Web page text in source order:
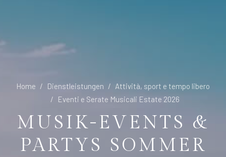
Home Dienstleistungen
Attività, sport e tempo libero
Eventi e Serate Musicali Estate 2026
MUSIK-EVENTS &
PARTYS SOMMER